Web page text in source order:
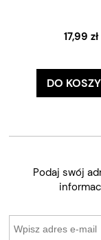
17,99 zł
DO
Podaj swój